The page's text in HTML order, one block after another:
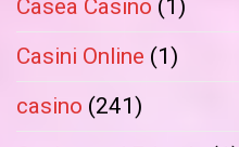
Casea Casino (1)
Casini Online (1)
casino (241)